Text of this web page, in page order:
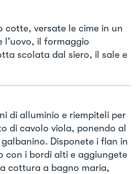
cotte, versate le cime in un
l’uovo, il formaggio
scolata dal siero, il sale e
di alluminio e riempiteli per
di cavolo viola, ponendo al
Disponete i flan in
con i bordi alti e aggiungete
cottura a bagno maria,